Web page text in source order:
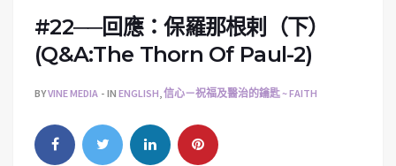
#22──回應：保羅那根剌（下）
(Q&A:The Thorn Of Paul-2)
BYVINE MEDIA IN ENGLISH,信心－祝福及醫治的鑰匙 ~ FAITH